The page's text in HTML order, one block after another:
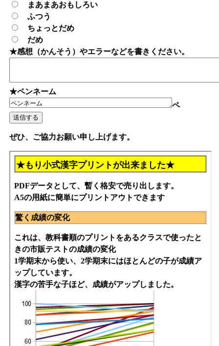
まあまあおもしろい
ふつう
ちょっとだめ
だめ
★感想（かんそう）やエラーなどを書きください。
★ペンネーム
ペ
ぜひ、ご協力お願い申し上げます。